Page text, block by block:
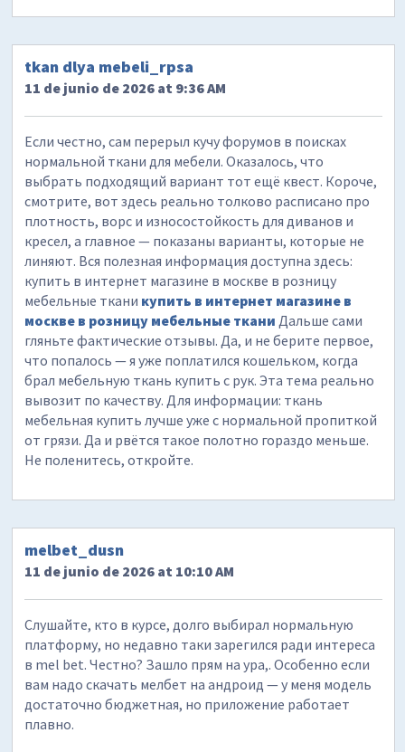
tkan dlya mebeli_rpsa
11 de junio de 2026 at 9:36 AM
Если честно, сам перерыл кучу форумов в поисках
нормальной ткани для мебели. Оказалось, что
выбрать подходящий вариант тот ещё квест. Короче,
смотрите, вот здесь реально толково расписано про
плотность, ворс и износостойкость для диванов и
кресел, а главное — показаны варианты, которые не
линяют. Вся полезная информация доступна здесь:
купить в интернет магазине в москве в розницу
мебельные ткани купить в интернет магазине в
москве в розницу мебельные ткани Дальше сами
гляньте фактические отзывы. Да, и не берите первое,
что попалось — я уже поплатился кошельком, когда
брал мебельную ткань купить с рук. Эта тема реально
вывозит по качеству. Для информации: ткань
мебельная купить лучше уже с нормальной пропиткой
от грязи. Да и рвётся такое полотно гораздо меньше.
Не поленитесь, откройте.
melbet_dusn
11 de junio de 2026 at 10:10 AM
Слушайте, кто в курсе, долго выбирал нормальную
платформу, но недавно таки зарегился ради интереса
в mel bet. Честно? Зашло прям на ура,. Особенно если
вам надо скачать мелбет на андроид — у меня модель
достаточно бюджетная, но приложение работает
плавно.